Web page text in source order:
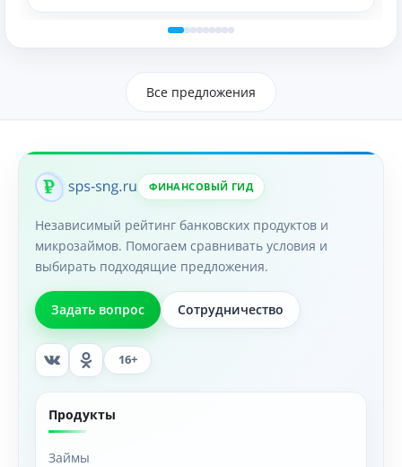
Все предложения
ФИНАНСОВЫЙ ГИД
Независимый рейтинг банковских продуктов и
микрозаймов. Помогаем сравнивать условия и
выбирать подходящие предложения.
Задать вопрос Сотрудничество
16+
Продукты
Займы